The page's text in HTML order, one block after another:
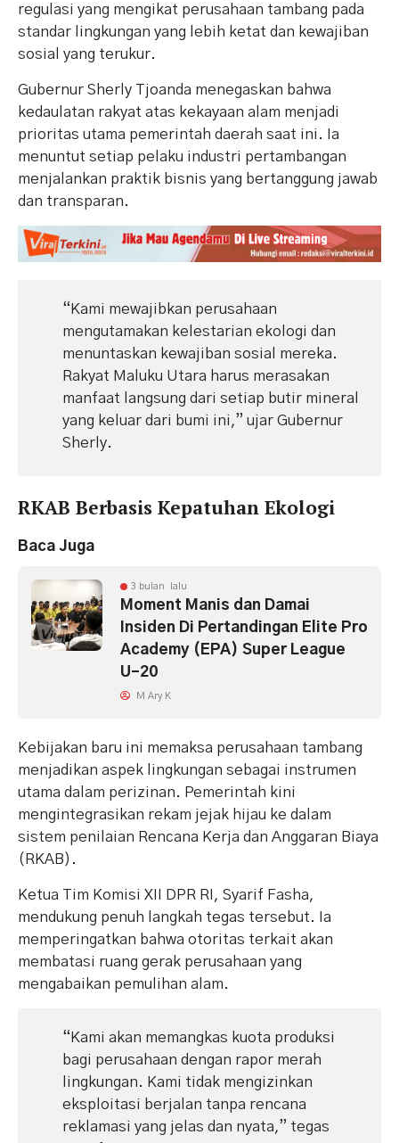
regulasi yang mengikat perusahaan tambang pada
standar lingkungan yang lebih ketat dan kewajiban
sosial yang terukur.
​Gubernur Sherly Tjoanda menegaskan bahwa
kedaulatan rakyat atas kekayaan alam menjadi
prioritas utama pemerintah daerah saat ini. Ia
menuntut setiap pelaku industri pertambangan
menjalankan praktik bisnis yang bertanggung jawab
dan transparan.
“Kami mewajibkan perusahaan
mengutamakan kelestarian ekologi dan
menuntaskan kewajiban sosial mereka.
Rakyat Maluku Utara harus merasakan
manfaat langsung dari setiap butir mineral
yang keluar dari bumi ini,” ujar Gubernur
Sherly.
​RKAB Berbasis Kepatuhan Ekologi
Baca Juga
3 bulan lalu
Moment Manis dan Damai
Insiden Di Pertandingan Elite Pro
Academy (EPA) Super League
U-20
M Ary K
​Kebijakan baru ini memaksa perusahaan tambang
menjadikan aspek lingkungan sebagai instrumen
utama dalam perizinan. Pemerintah kini
mengintegrasikan rekam jejak hijau ke dalam
sistem penilaian Rencana Kerja dan Anggaran Biaya
(RKAB).
​Ketua Tim Komisi XII DPR RI, Syarif Fasha,
mendukung penuh langkah tegas tersebut. Ia
memperingatkan bahwa otoritas terkait akan
membatasi ruang gerak perusahaan yang
mengabaikan pemulihan alam.
“Kami akan memangkas kuota produksi
bagi perusahaan dengan rapor merah
lingkungan. Kami tidak mengizinkan
eksploitasi berjalan tanpa rencana
reklamasi yang jelas dan nyata,” tegas